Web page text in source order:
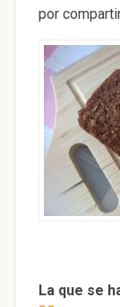
por
La que se